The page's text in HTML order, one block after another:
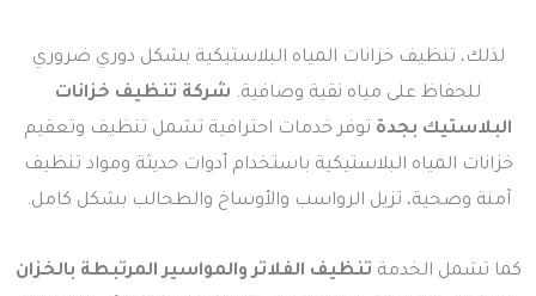
لذلك، تنظيف خزانات المياه البلاستيكية بشكل دوري ضروري
للحفاظ على مياه نقية وصافية. شركة تنظيف خزانات
البلاستيك بجدة توفر خدمات احترافية تشمل تنظيف وتعقيم
خزانات المياه البلاستيكية باستخدام أدوات حديثة ومواد تنظيف
آمنة وصحية، تزيل الرواسب والأوساخ والطحالب بشكل كامل.
كما تشمل الخدمة تنظيف الفلاتر والمواسير المرتبطة بالخزان